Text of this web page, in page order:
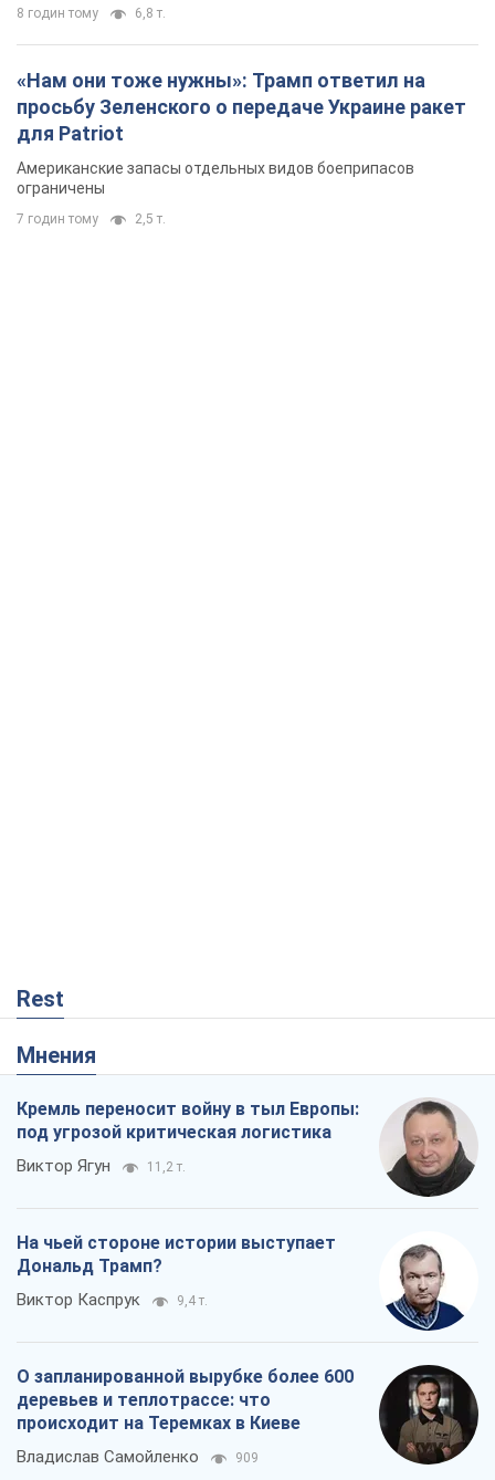
8 годин тому 6,8 т.
«Нам они тоже нужны»: Трамп ответил на
просьбу Зеленского о передаче Украине ракет
для Patriot
Американские запасы отдельных видов боеприпасов
ограничены
7 годин тому 2,5 т.
Rest
Мнения
Кремль переносит войну в тыл Европы:
под угрозой критическая логистика
Виктор Ягун 11,2 т.
На чьей стороне истории выступает
Дональд Трамп?
Виктор Каспрук 9,4 т.
О запланированной вырубке более 600
деревьев и теплотрассе: что
происходит на Теремках в Киеве
Владислав Самойленко 909